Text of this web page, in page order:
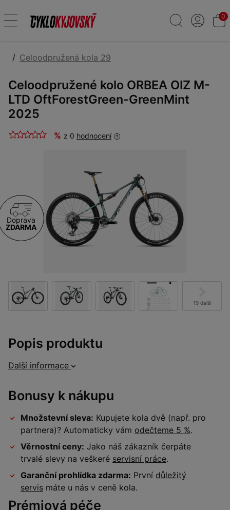
0
Celoodpružená kola 29
Celoodpružené kolo ORBEA OIZ M-
LTD OftForestGreen-GreenMint
2025
% z 0 hodnocení
Doprava
ZDARMA
19 další
Popis produktu
Další informace
Bonusy k nákupu
Množstevní sleva: Kupujete kola dvě (např. pro
partnera)? Automaticky vám odečteme 5 %.
Věrnostní ceny: Jako náš zákazník čerpáte
trvalé slevy na veškeré servisní práce.
Garanční prohlídka zdarma: První důležitý
servis máte u nás v ceně kola.
Prémiová péče